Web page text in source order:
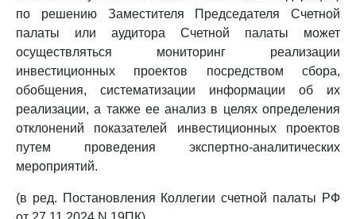
по решению Заместителя Председателя Счетной
палаты или аудитора Счетной палаты может
осуществляться мониторинг реализации
инвестиционных проектов посредством сбора,
обобщения, систематизации информации об их
реализации, а также ее анализ в целях определения
отклонений показателей инвестиционных проектов
путем проведения экспертно-аналитических
мероприятий.
(в ред. Постановления Коллегии счетной палаты РФ